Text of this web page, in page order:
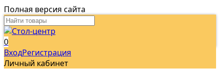
Полная версия сайта
0
ВходРегистрация
Личный кабинет